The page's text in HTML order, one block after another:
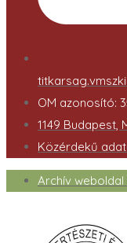
OM azonosító:
1149 Budapest,
Közérdekű
Archív